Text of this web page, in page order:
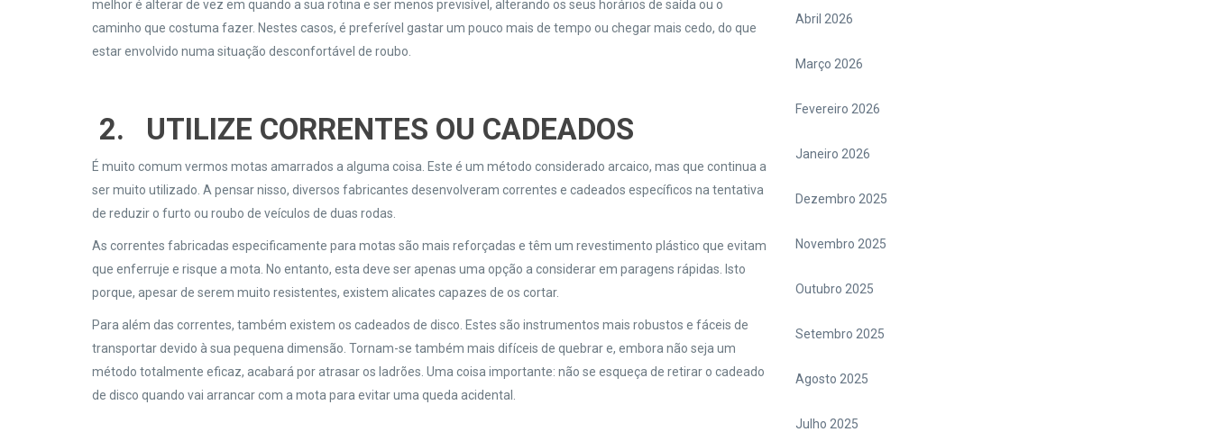
melhor é alterar de vez em quando a sua rotina e ser menos previsível, alterando os seus horários de saída ou o
caminho que costuma fazer. Nestes casos, é preferível gastar um pouco mais de tempo ou chegar mais cedo, do que
estar envolvido numa situação desconfortável de roubo.
2. UTILIZE CORRENTES OU CADEADOS
É muito comum vermos motas amarrados a alguma coisa. Este é um método considerado arcaico, mas que continua a
ser muito utilizado. A pensar nisso, diversos fabricantes desenvolveram correntes e cadeados específicos na tentativa
de reduzir o furto ou roubo de veículos de duas rodas.
As correntes fabricadas especificamente para motas são mais reforçadas e têm um revestimento plástico que evitam
que enferruje e risque a mota. No entanto, esta deve ser apenas uma opção a considerar em paragens rápidas. Isto
porque, apesar de serem muito resistentes, existem alicates capazes de os cortar.
Para além das correntes, também existem os cadeados de disco. Estes são instrumentos mais robustos e fáceis de
transportar devido à sua pequena dimensão. Tornam-se também mais difíceis de quebrar e, embora não seja um
método totalmente eficaz, acabará por atrasar os ladrões. Uma coisa importante: não se esqueça de retirar o cadeado
de disco quando vai arrancar com a mota para evitar uma queda acidental.
Abril 2026
Março 2026
Fevereiro 2026
Janeiro 2026
Dezembro 2025
Novembro 2025
Outubro 2025
Setembro 2025
Agosto 2025
Julho 2025